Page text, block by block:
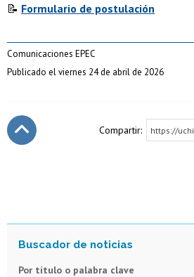
📝 Formulario de postulación
Comunicaciones EPEC
Publicado el viernes 24 de abril de 2026
Compartir: https://
Por título o palabra clave